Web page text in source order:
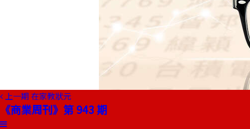
上一期 在家教狀元
《商業周刊》第 943 期